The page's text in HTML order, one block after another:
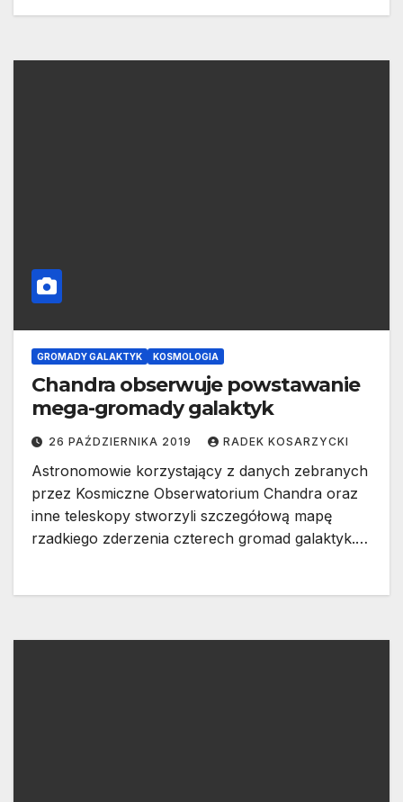
GROMADY GALAKTYK KOSMOLOGIA
Chandra obserwuje powstawanie
mega-gromady galaktyk
26 PAŹDZIERNIKA 2019 RADEK KOSARZYCKI
Astronomowie korzystający z danych zebranych
przez Kosmiczne Obserwatorium Chandra oraz
inne teleskopy stworzyli szczegółową mapę
rzadkiego zderzenia czterech gromad galaktyk.…